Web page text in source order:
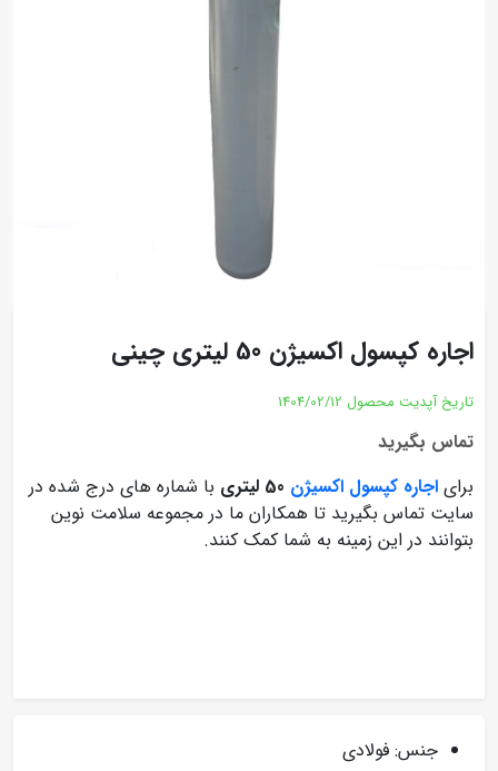
اجاره کپسول اکسیژن 50 لیتری چینی
تاریخ آپدیت محصول 1404/02/12
تماس بگیرید
برای اجاره کپسول اکسیژن
با شماره‌ های درج شده در
سایت تماس بگیرید تا همکاران ما در مجموعه سلامت نوین
بتوانند در این زمینه به شما کمک کنند.
جنس: فولادی